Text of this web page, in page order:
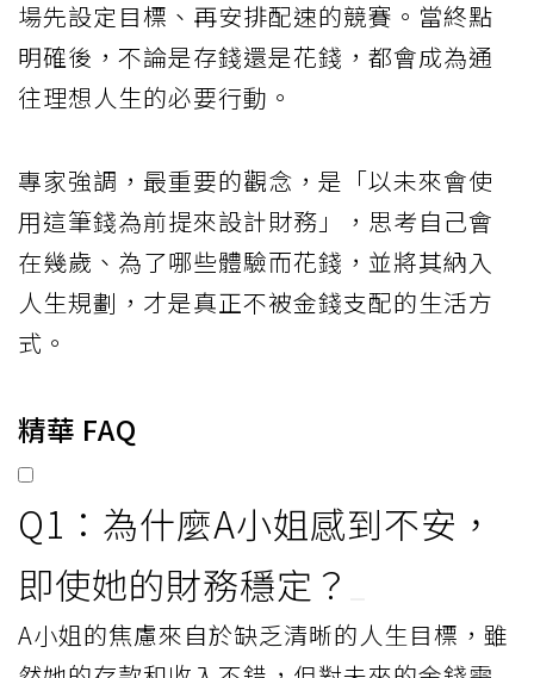
．應該何時準備
資產累積並不是沒有終點的馬拉松，而是一
場先設定目標、再安排配速的競賽。當終點
往理想人生的必要行動。
專家強調，最重要的觀念，是「以未來會使
在幾歲、為了哪些體驗而花錢，並將其納入
人生規劃，才是真正不被金錢支配的生活方